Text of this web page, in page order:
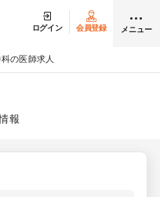
ログイン 会員登録 メニュー
の医師求人
報